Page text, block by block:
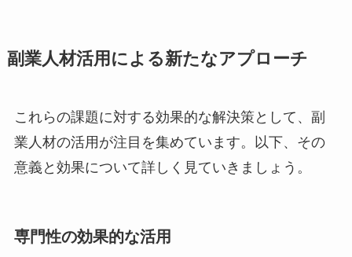
副業人材活用による新たなアプローチ
これらの課題に対する効果的な解決策として、副
業人材の活用が注目を集めています。以下、その
意義と効果について詳しく見ていきましょう。
専門性の効果的な活用